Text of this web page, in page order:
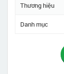
Thương hiệu
Danh mục